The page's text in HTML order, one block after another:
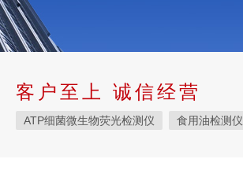
客户至上 诚信经营
ATP细菌微生物荧光检测仪 食用油检测仪